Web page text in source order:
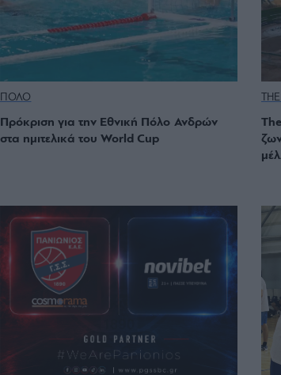
ΠΟΛΟ
Πρόκριση για την Εθνική Πόλο Ανδρών
στα ημιτελικά του World Cup